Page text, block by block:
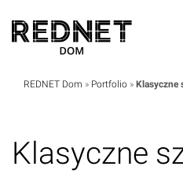
REDNET Dom » Portfolio » Klasyczne
Klasyczne